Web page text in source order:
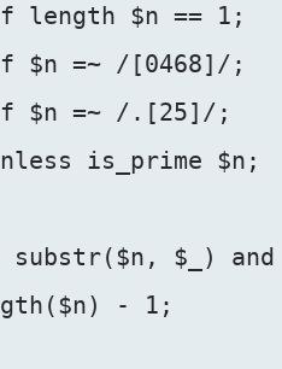
length $n == 1;
$n =~ /[0468]/;
$n =~ /.[25]/;
is_prime $n;
substr($n, $_)
- 1;